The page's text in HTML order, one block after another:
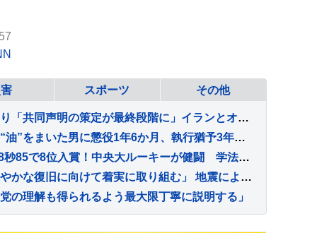
スポーツ その他
ホルムズ海峡の新航路めぐり「共同声明の策定が最終段階に」イランとオマーンの協議 モジタバ師の承認待ち
千葉・成田山新勝寺などに“油”をまいた男に懲役1年6か月、執行猶予3年の有罪判決 千葉地裁
男子5000m栗村凌、13分48秒85で8位入賞！中央大ルーキーが健闘 学法石川時代の“同僚”早大・増子陽太は欠場【U20世界陸上】
木原官房長官「文化財の速やかな復旧に向けて着実に取り組む」 地震により熊本城跡など79件の文化財に被害
理解も得られるよう最大限丁寧に説明する」